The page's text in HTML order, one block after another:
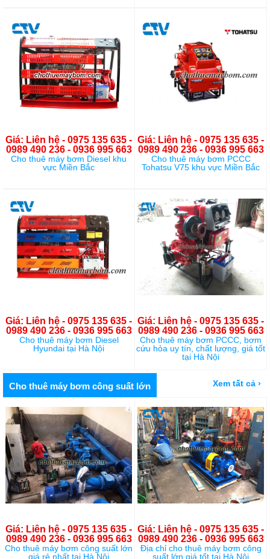
Giá: Liên hệ - 0975 135 635 -
0989 490 236 - 0936 995 663
Cho thuê máy bơm Diesel khu
vực Miền Bắc
Giá: Liên hệ - 0975 135 635 -
0989 490 236 - 0936 995 663
Cho thuê máy bơm PCCC
Tohatsu V75 khu vực Miền Bắc
Giá: Liên hệ - 0975 135 635 -
0989 490 236 - 0936 995 663
Cho thuê máy bơm Diesel
Hyundai tại Hà Nội
Giá: Liên hệ - 0975 135 635 -
0989 490 236 - 0936 995 663
Cho thuê máy bơm PCCC, bơm
cứu hỏa uy tín, chất lượng, giá tốt
tại Hà Nội
Cho thuê máy bơm công suất lớn Xem tất cả ›
Giá: Liên hệ - 0975 135 635 -
0989 490 236 - 0936 995 663
Cho thuê máy bơm công suất lớn
giá rẻ nhất tại Hà Nội
Giá: Liên hệ - 0975 135 635 -
0989 490 236 - 0936 995 663
Địa chỉ cho thuê máy bơm công
suất lớn giá tốt tại Hà Nội